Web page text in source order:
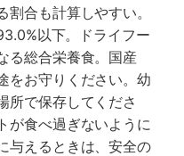
合も計算しやすい。
以下。ドライフー
る総合栄養食。国産
をお守りください。幼
所で保存してくださ
が食べ過ぎないように
与えるときは、安全の